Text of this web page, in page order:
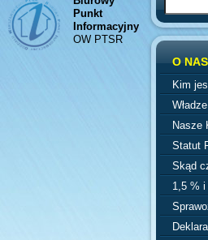
Punkt
Informacyjny
OW PTSR
O NAS
Kim
Nasze
Statut
Skąd
1,5 % i